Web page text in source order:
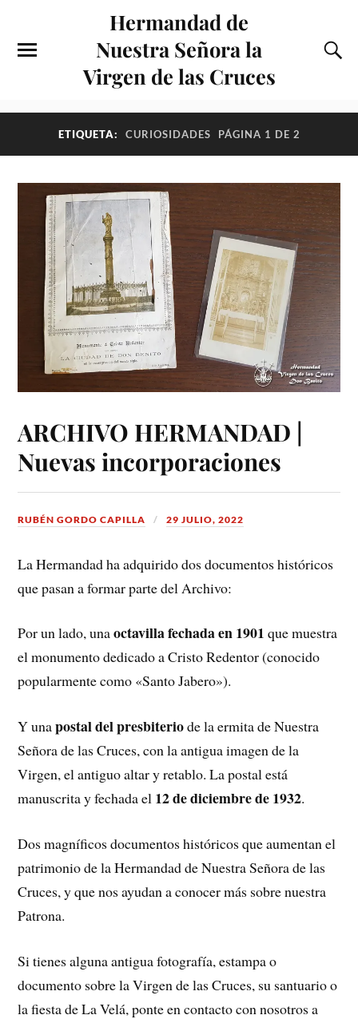
Hermandad de
Nuestra Señora la
Virgen de las Cruces
ETIQUETA: CURIOSIDADES PÁGINA 1 DE 2
ARCHIVO HERMANDAD |
Nuevas incorporaciones
RUBÉN GORDO CAPILLA 29 JULIO, 2022
La Hermandad ha adquirido dos documentos históricos
que pasan a formar parte del Archivo:
Por un lado, unaoctavilla fechada en 1901 que muestra
el monumento dedicado a Cristo Redentor (conocido
popularmente como «Santo Jabero»).
Y unapostal del presbiteriode la ermita de Nuestra
Señora de las Cruces, con la antigua imagen de la
Virgen, el antiguo altar y retablo. La postal está
manuscrita y fechada el 12 de diciembre de 1932.
Dos magníficos documentos históricos que aumentan el
patrimonio de la Hermandad de Nuestra Señora de las
Cruces, y que nos ayudan a conocer más sobre nuestra
Patrona.
Si tienes alguna antigua fotografía, estampa o
documento sobre la Virgen de las Cruces, su santuario o
la fiesta de La Velá, ponte en contacto con nosotros a